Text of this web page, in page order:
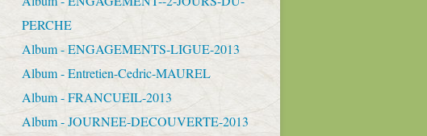
PERCHE
Album - ENGAGEMENTS-LIGUE-2013
Album - Entretien-Cedric-MAUREL
Album - FRANCUEIL-2013
Album - JOURNEE-DECOUVERTE-2013